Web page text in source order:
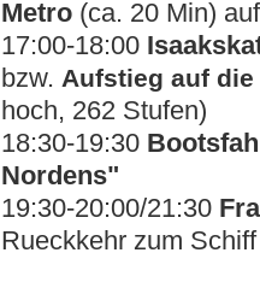
Metro (ca. 20 Min)
17:00-18:00
bzw. Aufstieg auf
hoch, 262 Stufen)
18:30-19:30
Nordens"
19:30-20:00/21:30
Rueckkehr zum Schiff